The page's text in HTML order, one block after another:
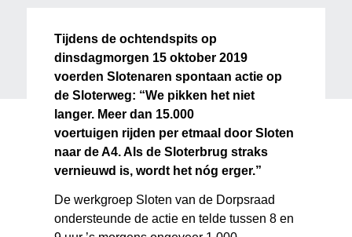
Tijdens de ochtendspits op
dinsdagmorgen 15 oktober 2019
voerden Slotenaren spontaan actie op
de Sloterweg: “We pikken het niet
langer. Meer dan 15.000
voertuigen rijden per etmaal door Sloten
naar de A4. Als de Sloterbrug straks
vernieuwd is, wordt het nóg erger.”
De werkgroep Sloten van de Dorpsraad
ondersteunde de actie en telde tussen 8 en